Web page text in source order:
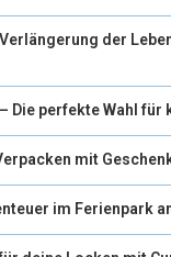
der
Die perfekte Wahl für
mit
im Ferienpark